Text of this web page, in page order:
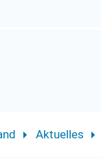
Aktuelles